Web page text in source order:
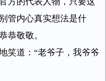
管内心真实想法是什
恭敬敬。
笑道：“老爷子，我爷爷